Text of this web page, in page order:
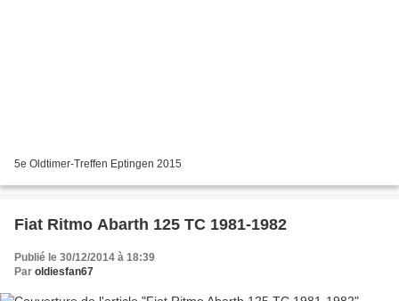
5e Oldtimer-Treffen Eptingen 2015
Fiat Ritmo Abarth 125 TC 1981-1982
Publié le 30/12/2014 à 18:39
Par oldiesfan67